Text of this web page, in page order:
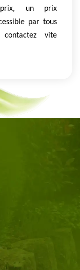
un prix
par tous
vite